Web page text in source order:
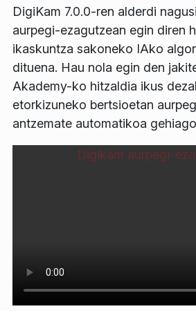
DigiKam 7.0.0-ren alderdi
aurpegi-ezagutzean egin diren
ikaskuntza sakoneko IAko
dituena. Hau nola egin den
Akademy-ko hitzaldia ikus
etorkizuneko bertsioetan
antzemate automatikoa
Digikam aurpegi-